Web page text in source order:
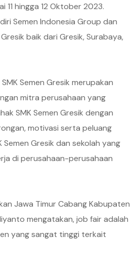
11 hingga 12 Oktober 2023.
Semen Indonesia Group dan
baik dari Gresik, Surabaya,
Semen Gresik merupakan
mitra perusahaan yang
SMK Semen Gresik dengan
motivasi serta peluang
Semen Gresik dan sekolah yang
di perusahaan-perusahaan
Jawa Timur Cabang Kabupaten
mengatakan, job fair adalah
yang sangat tinggi terkait